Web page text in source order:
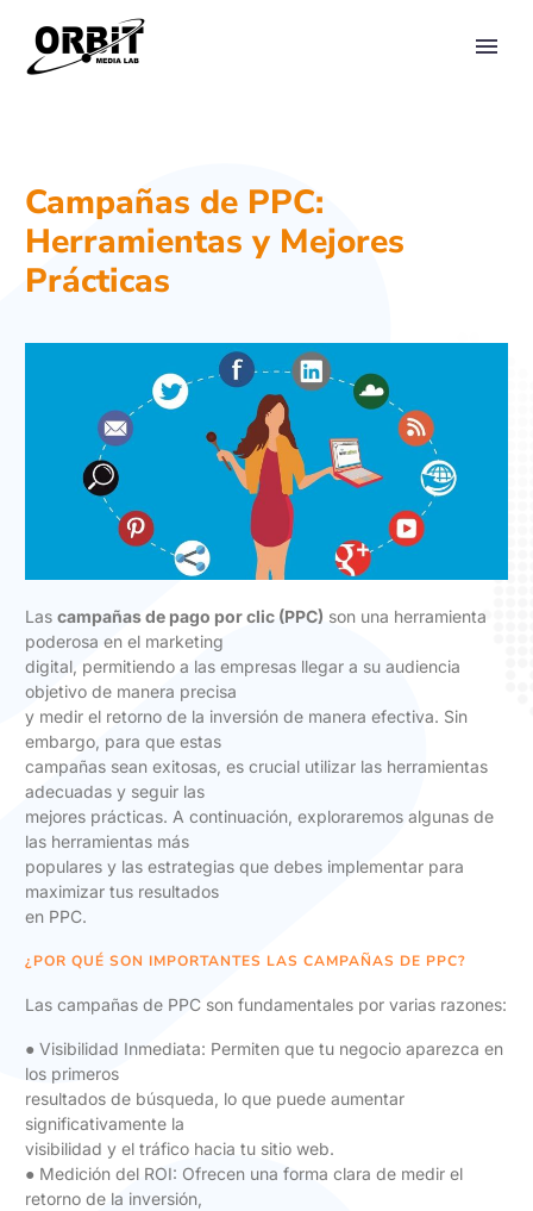
Campañas de PPC:
Herramientas y Mejores
Prácticas
Las campañas de pago por clic (PPC) son una herramienta
poderosa en el marketing
digital, permitiendo a las empresas llegar a su audiencia
objetivo de manera precisa
y medir el retorno de la inversión de manera efectiva. Sin
embargo, para que estas
campañas sean exitosas, es crucial utilizar las herramientas
adecuadas y seguir las
mejores prácticas. A continuación, exploraremos algunas de
las herramientas más
populares y las estrategias que debes implementar para
maximizar tus resultados
en PPC.
¿POR QUÉ SON IMPORTANTES LAS CAMPAÑAS DE PPC?
Las campañas de PPC son fundamentales por varias razones:
● Visibilidad Inmediata: Permiten que tu negocio aparezca en
los primeros
resultados de búsqueda, lo que puede aumentar
significativamente la
visibilidad y el tráfico hacia tu sitio web.
● Medición del ROI: Ofrecen una forma clara de medir el
retorno de la inversión,